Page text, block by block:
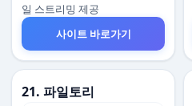
일 스트리밍 제공
사이트 바로가기
21. 파일토리